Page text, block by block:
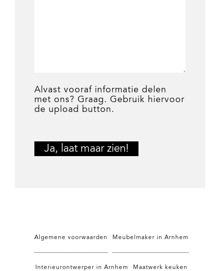
Alvast vooraf informatie delen
met ons? Graag. Gebruik hiervoor
de upload button.
Algemene voorwaarden Meubelmaker in Arnhem
Interieurontwerper in Arnhem Maatwerk keuken